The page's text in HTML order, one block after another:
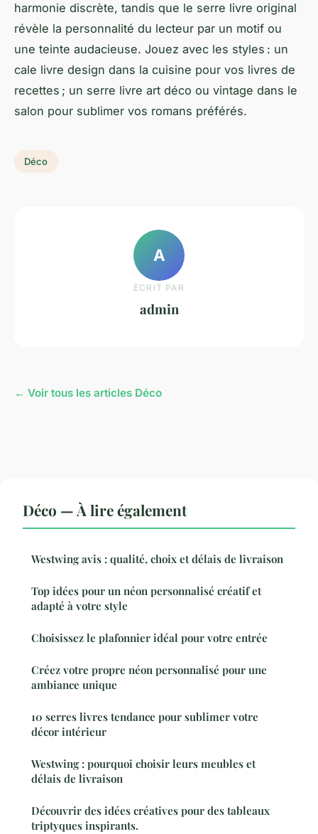
harmonie discrète, tandis que le serre livre original
révèle la personnalité du lecteur par un motif ou
une teinte audacieuse. Jouez avec les styles : un
cale livre design dans la cuisine pour vos livres de
recettes ; un serre livre art déco ou vintage dans le
salon pour sublimer vos romans préférés.
Déco
A
ECRIT PAR
admin
← Voir tous les articles Déco
Déco — À lire également
Westwing avis : qualité, choix et délais de livraison
Top idées pour un néon personnalisé créatif et
adapté à votre style
Choisissez le plafonnier idéal pour votre entrée
Créez votre propre néon personnalisé pour une
ambiance unique
10 serres livres tendance pour sublimer votre
décor intérieur
Westwing : pourquoi choisir leurs meubles et
délais de livraison
Découvrir des idées créatives pour des tableaux
triptyques inspirants.